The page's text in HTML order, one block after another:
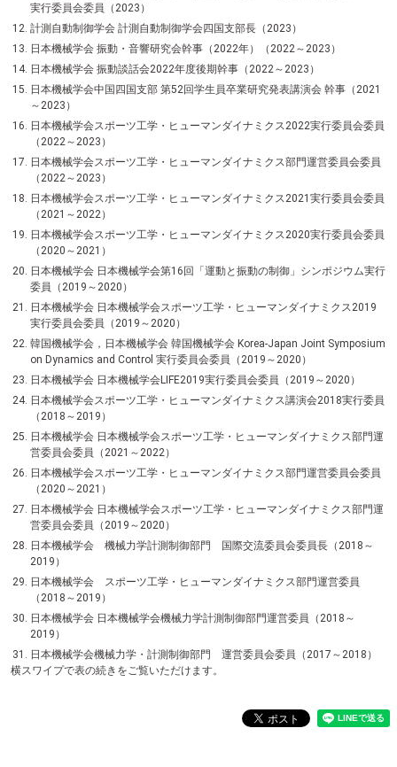
実行委員会委員（2023）
計測自動制御学会 計測自動制御学会四国支部長（2023）
日本機械学会 振動・音響研究会幹事（2022年）（2022～2023）
日本機械学会 振動談話会2022年度後期幹事（2022～2023）
日本機械学会中国四国支部 第52回学生員卒業研究発表講演会 幹事（2021
～2023）
日本機械学会スポーツ工学・ヒューマンダイナミクス2022実行委員会委員
（2022～2023）
日本機械学会スポーツ工学・ヒューマンダイナミクス部門運営委員会委員
（2022～2023）
日本機械学会スポーツ工学・ヒューマンダイナミクス2021実行委員会委員
（2021～2022）
日本機械学会スポーツ工学・ヒューマンダイナミクス2020実行委員会委員
（2020～2021）
日本機械学会 日本機械学会第16回「運動と振動の制御」シンポジウム実行
委員（2019～2020）
日本機械学会 日本機械学会スポーツ工学・ヒューマンダイナミクス2019
実行委員会委員（2019～2020）
韓国機械学会，日本機械学会 韓国機械学会 Korea-Japan Joint Symposium
on Dynamics and Control 実行委員会委員（2019～2020）
日本機械学会 日本機械学会LIFE2019実行委員会委員（2019～2020）
日本機械学会スポーツ工学・ヒューマンダイナミクス講演会2018実行委員
（2018～2019）
日本機械学会 日本機械学会スポーツ工学・ヒューマンダイナミクス部門運
営委員会委員（2021～2022）
日本機械学会スポーツ工学・ヒューマンダイナミクス部門運営委員会委員
（2020～2021）
日本機械学会 日本機械学会スポーツ工学・ヒューマンダイナミクス部門運
営委員会委員（2019～2020）
日本機械学会 機械力学計測制御部門 国際交流委員会委員長（2018～
2019）
日本機械学会 スポーツ工学・ヒューマンダイナミクス部門運営委員
（2018～2019）
日本機械学会 日本機械学会機械力学計測制御部門運営委員（2018～
2019）
日本機械学会機械力学・計測制御部門 運営委員会委員（2017～2018）
横スワイプで表の続きをご覧いただけます。